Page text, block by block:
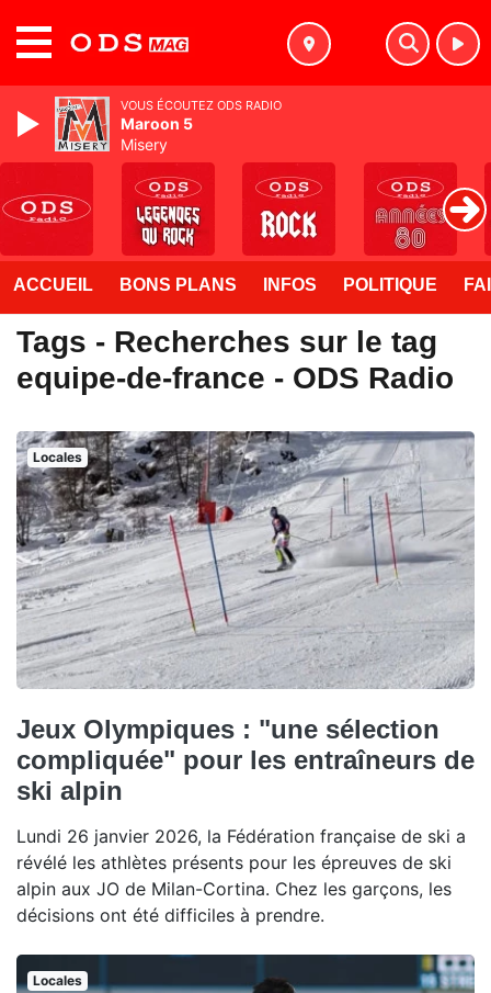
ACCUEIL BONS PLANS INFOS POLITIQUE
Tags - Recherches sur le tag
equipe-de-france - ODS Radio
Locales
Jeux Olympiques : "une sélection
compliquée" pour les entraîneurs de
ski alpin
Lundi 26 janvier 2026, la Fédération française de ski a
révélé les athlètes présents pour les épreuves de ski
alpin aux JO de Milan-Cortina. Chez les garçons, les
décisions ont été difficiles à prendre.
Locales
VOUS ÉCOUTEZ ODS RADIO
Maroon 5
Misery